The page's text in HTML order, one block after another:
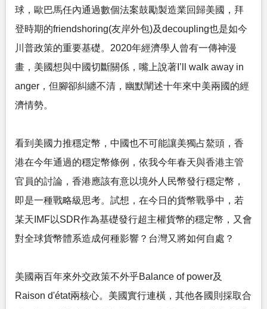
球，歐巴馬任內通過數個法案鼓勵製造業回歸美國，拜
登時期的friendshoring(友岸外包)及decoupling也是如今
川普政策的重要基礎。2020年經濟學人曾有一傳神漫
畫，美國想與中國切斷關係，嘴上說著I’ll walk away in
anger，但腳卻糾纏不清，幽默闡述十年來中美兩國的經
濟情勢。
看到美國力推穩定幣，中國也不可能讓美獨占鰲頭，香
港在今年通過的穩定幣條例，依我今年春天與香港主管
官員的討論，香港應該有意以境外人民幣發行穩定幣，
即是一種戰略級思考。試想，在今日的貨幣戰爭中，若
某天IMF以SDR作為基礎發行超主權貨幣的穩定幣，又會
對全球貨幣體系造成何種影響？台灣又將如何自處？
美國兩百年來外交政策不外乎Balance of power及
Raison d'état兩核心。美國實行連橫，其他各國則採取合